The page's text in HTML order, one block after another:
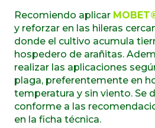
Recomiendo aplicar
y reforzar en las hileras
donde el cultivo acumula
hospedero de arañitas.
realizar las aplicaciones
plaga, preferentemente en
temperatura y sin viento. Se
conforme a las
en la ficha técnica.